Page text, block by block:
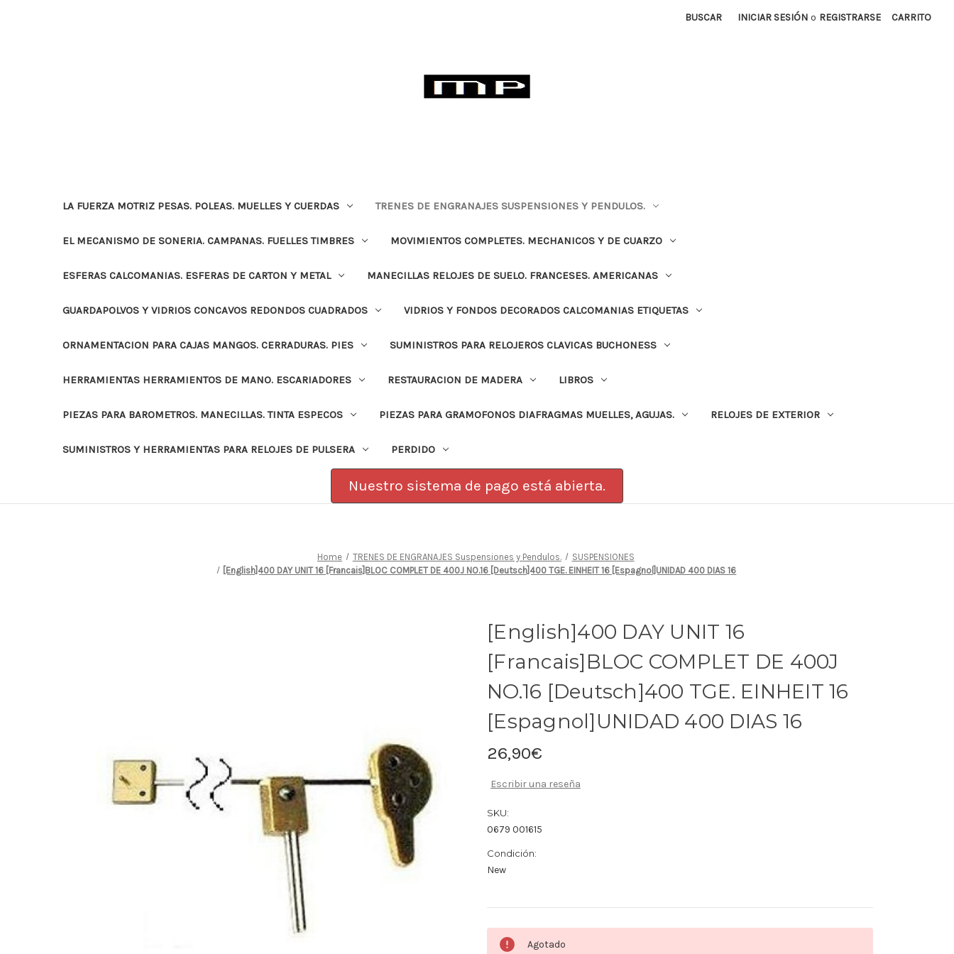
BUSCAR INICIAR SESIÓN o REGISTRARSE CARRITO
LA FUERZA MOTRIZ PESAS. POLEAS. MUELLES Y CUERDAS TRENES DE ENGRANAJES SUSPENSIONES Y PENDULOS.
EL MECANISMO DE SONERIA. CAMPANAS. FUELLES TIMBRES MOVIMIENTOS COMPLETES. MECHANICOS Y DE CUARZO
ESFERAS CALCOMANIAS. ESFERAS DE CARTON Y METAL MANECILLAS RELOJES DE SUELO. FRANCESES. AMERICANAS
GUARDAPOLVOS Y VIDRIOS CONCAVOS REDONDOS CUADRADOS VIDRIOS Y FONDOS DECORADOS CALCOMANIAS ETIQUETAS
ORNAMENTACION PARA CAJAS MANGOS. CERRADURAS. PIES SUMINISTROS PARA RELOJEROS CLAVICAS BUCHONESS
HERRAMIENTAS HERRAMIENTOS DE MANO. ESCARIADORES RESTAURACION DE MADERA LIBROS
PIEZAS PARA BAROMETROS. MANECILLAS. TINTA ESPECOS PIEZAS PARA GRAMOFONOS DIAFRAGMAS MUELLES, AGUJAS. RELOJES DE EXTERIOR
SUMINISTROS Y HERRAMIENTAS PARA RELOJES DE PULSERA PERDIDO
Nuestro sistema de pago está abierta.
Home TRENES DE ENGRANAJES Suspensiones y Pendulos.
SUSPENSIONES
[English]400 DAY UNIT 16 [Francais]BLOC COMPLET DE 400J NO.16 [Deutsch]400 TGE. EINHEIT 16 [Espagnol]UNIDAD 400 DIAS 16
[English]400 DAY UNIT 16
[Francais]BLOC COMPLET DE 400J
NO.16 [Deutsch]400 TGE. EINHEIT 16
[Espagnol]UNIDAD 400 DIAS 16
26,90€
Escribir una reseña
SKU:
0679 001615
Condición:
New
actual
Agotado